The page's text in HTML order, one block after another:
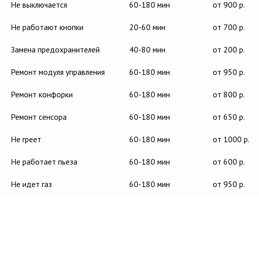
Не выключается 60-180 мин от 900 р.
Не работают кнопки 20-60 мин от 700 р.
Замена предохранителей 40-80 мин от 200 р.
Ремонт модуля управления 60-180 мин от 950 р.
Ремонт конфорки 60-180 мин от 800 р.
Ремонт сенсора 60-180 мин от 650 р.
Не греет 60-180 мин от 1000 р.
Не работает пьеза 60-180 мин от 600 р.
Не идет газ 60-180 мин от 950 р.